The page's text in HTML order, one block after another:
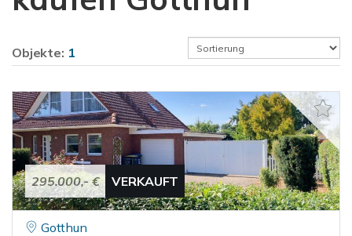
Objekte: 1
295.000,- € VERKAUFT
Gotthun